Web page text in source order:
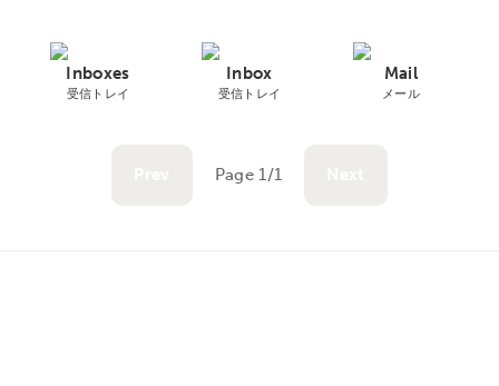
Inboxes
受信トレイ
Inbox
受信トレイ
Mail
メール
Page 1/1